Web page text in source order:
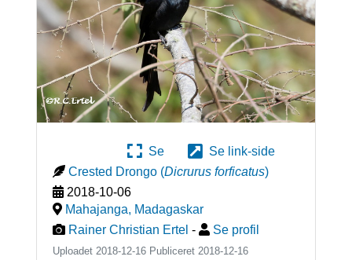
Se
Se link-side
Crested Drongo (Dicrurus forficatus)
2018-10-06
Mahajanga, Madagaskar
Rainer Christian Ertel - Se profil
Uploadet 2018-12-16 Publiceret 2018-12-16